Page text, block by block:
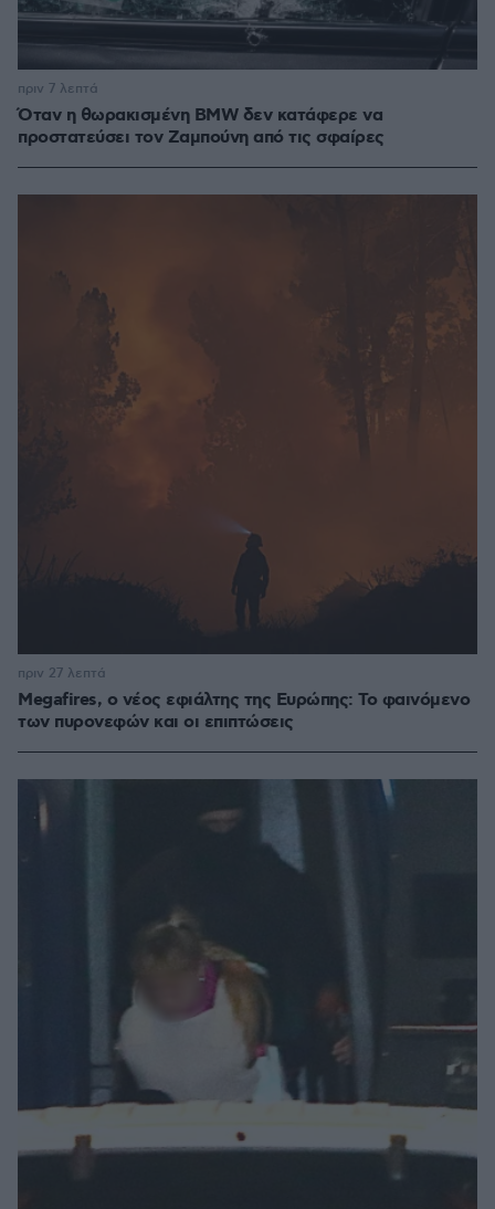
Όταν η θωρακισμένη BMW δεν κατάφερε να
προστατεύσει τον Ζαμπούνη από τις σφαίρες
πριν 7 λεπτά
Megafires, ο νέος εφιάλτης της Ευρώπης: Το φαινόμενο
των πυρονεφών και οι επιπτώσεις
πριν 27 λεπτά